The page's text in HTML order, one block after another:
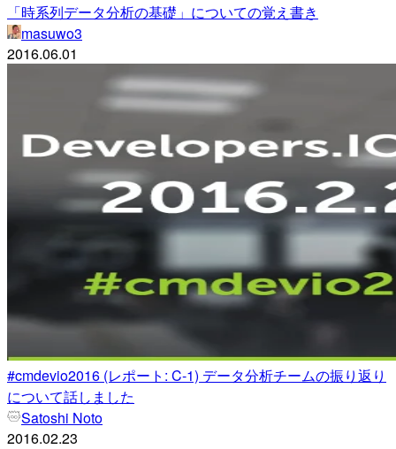
「時系列データ分析の基礎」についての覚え書き
masuwo3
2016.06.01
#cmdevio2016 (レポート: C-1) データ分析チームの振り返り
について話しました
Satoshi Noto
2016.02.23